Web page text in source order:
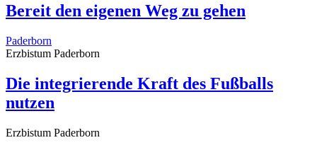
Bereit den eigenen Weg zu gehen
Paderborn
Erzbistum Paderborn
Die integrierende Kraft des Fußballs
nutzen
Erzbistum Paderborn